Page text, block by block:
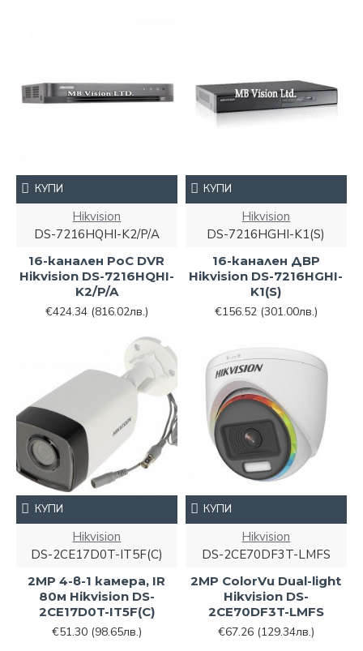
Hikvision
DS-7216HQHI-K2/P/A
16-канален PoC DVR
Hikvision DS-7216HQHI-
K2/P/A
€424.34 (816.02лв.)
КУПИ
Hikvision
DS-7216HGHI-K1(S)
16-канален ДВР
Hikvision DS-7216HGHI-
K1(S)
€156.52 (301.00лв.)
КУПИ
Hikvision
DS-2CE17D0T-IT5F(C)
2MP 4-в-1 камера, IR
80м Hikvision DS-
2CE17D0T-IT5F(C)
€51.30 (98.65лв.)
КУПИ
Hikvision
DS-2CE70DF3T-LMFS
2MP ColorVu Dual-light
Hikvision DS-
2CE70DF3T-LMFS
€67.26 (129.34лв.)
КУПИ